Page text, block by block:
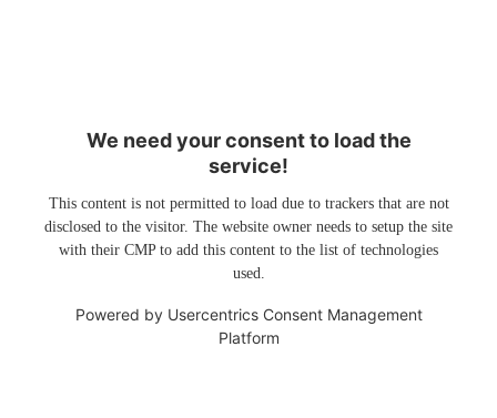
We need your consent to load the
service!
This content is not permitted to load due to trackers that are not
disclosed to the visitor. The website owner needs to setup the site
with their CMP to add this content to the list of technologies
used.
Powered by Usercentrics Consent Management
Platform